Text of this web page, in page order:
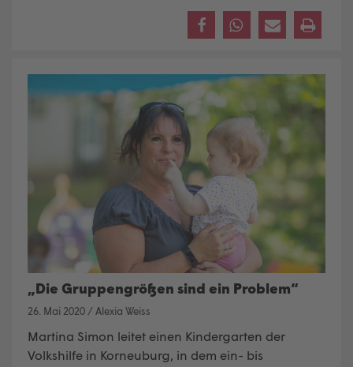
„Die Gruppengrößen sind ein Problem“
26. Mai 2020 / Alexia Weiss
Martina Simon leitet einen Kindergarten der
Volkshilfe in Korneuburg, in dem ein- bis